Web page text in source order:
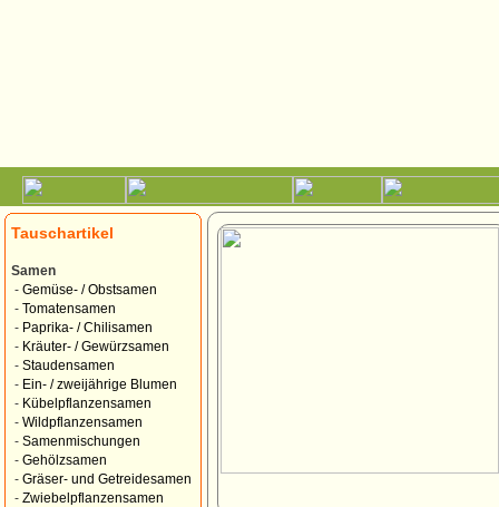
Tauschartikel
Samen
- Gemüse- / Obstsamen
- Tomatensamen
- Paprika- / Chilisamen
- Kräuter- / Gewürzsamen
- Staudensamen
- Ein- / zweijährige Blumen
- Kübelpflanzensamen
- Wildpflanzensamen
- Samenmischungen
- Gehölzsamen
- Gräser- und Getreidesamen
- Zwiebelpflanzensamen